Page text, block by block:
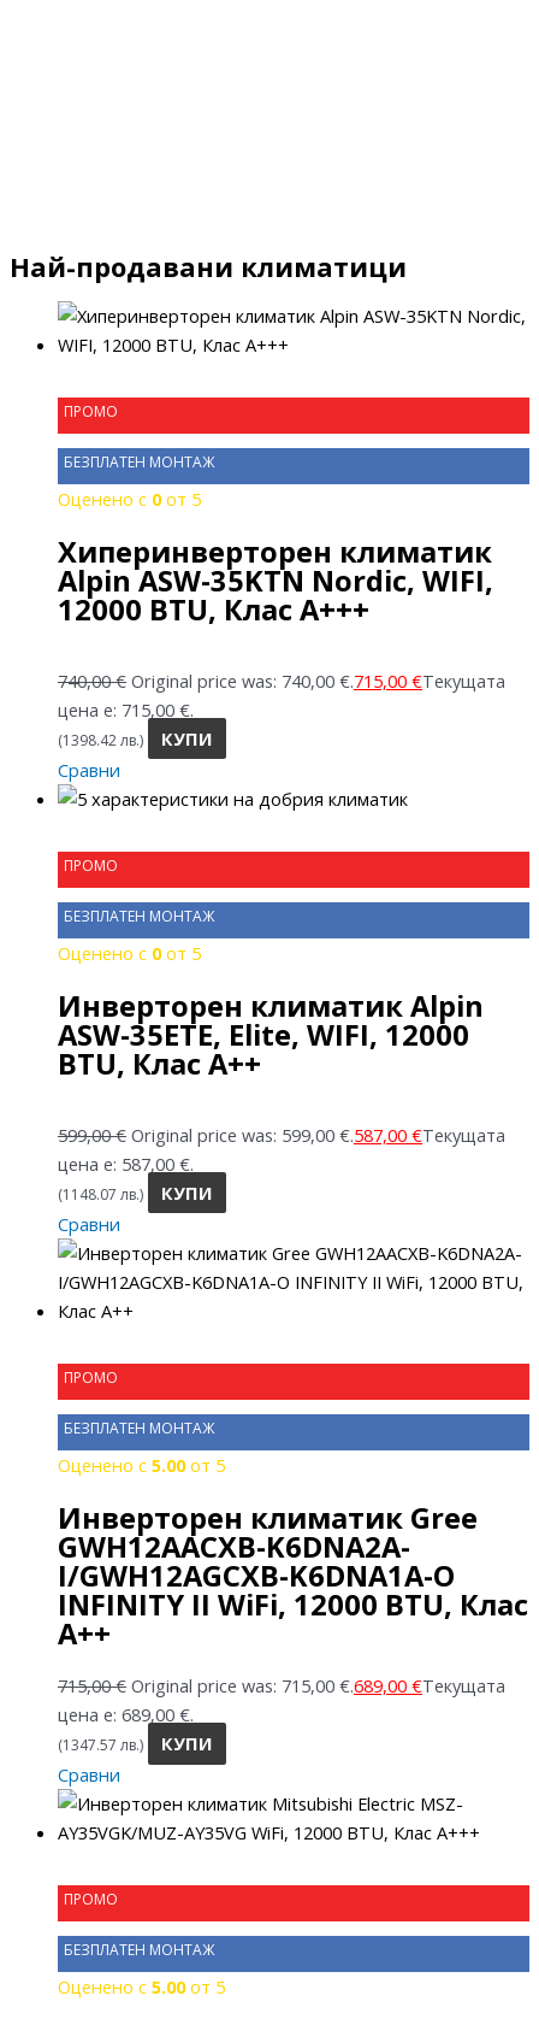
Най-продавани климатици
ПРОМО
БЕЗПЛАТЕН МОНТАЖ
Оценено с 0от 5
Хиперинверторен климатик
Alpin ASW-35KTN Nordic, WIFI,
12000 BTU, Клас А+++
740,00€ Original price was: 740,00 €.715,00 €Текущата
цена е: 715,00 €.
(1398.42 лв.)
КУПИ
Сравни
ПРОМО
БЕЗПЛАТЕН МОНТАЖ
Оценено с 0от 5
Инверторен климатик Alpin
ASW-35ETE, Elite, WIFI, 12000
BTU, Клас А++
599,00€ Original price was: 599,00 €.587,00 €Текущата
цена е: 587,00 €.
(1148.07 лв.)
КУПИ
Сравни
ПРОМО
БЕЗПЛАТЕН МОНТАЖ
Оценено с 5.00от 5
Инверторен климатик Gree
GWH12AACXB-K6DNA2A-
I/GWH12AGCXB-K6DNA1A-O
INFINITY II WiFi, 12000 BTU, Клас
A++
715,00€ Original price was: 715,00 €.689,00 €Текущата
цена е: 689,00 €.
(1347.57 лв.)
КУПИ
Сравни
ПРОМО
БЕЗПЛАТЕН МОНТАЖ
Оценено с 5.00от 5